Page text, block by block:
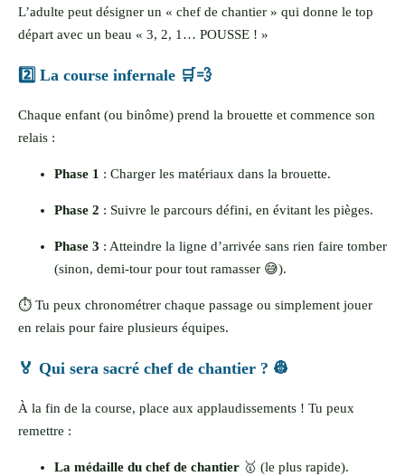
L’adulte peut désigner un « chef de chantier » qui donne le top
départ avec un beau « 3, 2, 1… POUSSE ! »
2️⃣ La course infernale 🛒💨
Chaque enfant (ou binôme) prend la brouette et commence son
relais :
Phase 1 : Charger les matériaux dans la brouette.
Phase 2 : Suivre le parcours défini, en évitant les pièges.
Phase 3 : Atteindre la ligne d’arrivée sans rien faire tomber
(sinon, demi-tour pour tout ramasser 😅).
⏱️ Tu peux chronométrer chaque passage ou simplement jouer
en relais pour faire plusieurs équipes.
🏅 Qui sera sacré chef de chantier ? 👷
À la fin de la course, place aux applaudissements ! Tu peux
remettre :
La médaille du chef de chantier 🥇 (le plus rapide).